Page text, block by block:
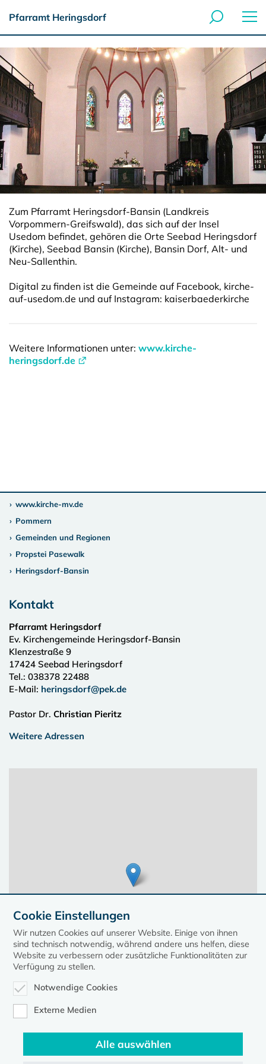
Pfarramt Heringsdorf
Zum Pfarramt Heringsdorf-Bansin (Landkreis
Vorpommern-Greifswald), das sich auf der Insel
Usedom befindet, gehören die Orte Seebad Heringsdorf
(Kirche), Seebad Bansin (Kirche), Bansin Dorf, Alt- und
Neu-Sallenthin.
Digital zu finden ist die Gemeinde auf Facebook, kirche-
auf-usedom.de und auf Instagram: kaiserbaederkirche
Weitere Informationen unter: www.kirche-
heringsdorf.de
www.kirche-mv.de
Pommern
Gemeinden und Regionen
Propstei Pasewalk
Heringsdorf-Bansin
Kontakt
Pfarramt Heringsdorf
Ev. Kirchengemeinde Heringsdorf-Bansin
Klenzestraße 9
17424 Seebad Heringsdorf
Tel.: 038378 22488
E-Mail: heringsdorf@pek.de
Pastor Dr. Christian Pieritz
Weitere Adressen
Diese Seite gehört zum Portalkirche-mv.de
Cookie Einstellungen
Wir nutzen Cookies auf unserer Website. Einige von ihnen
sind technisch notwendig, während andere uns helfen, diese
Website zu verbessern oder zusätzliche Funktionalitäten zur
Verfügung zu stellen.
Notwendige Cookies
Externe Medien
Alle auswählen